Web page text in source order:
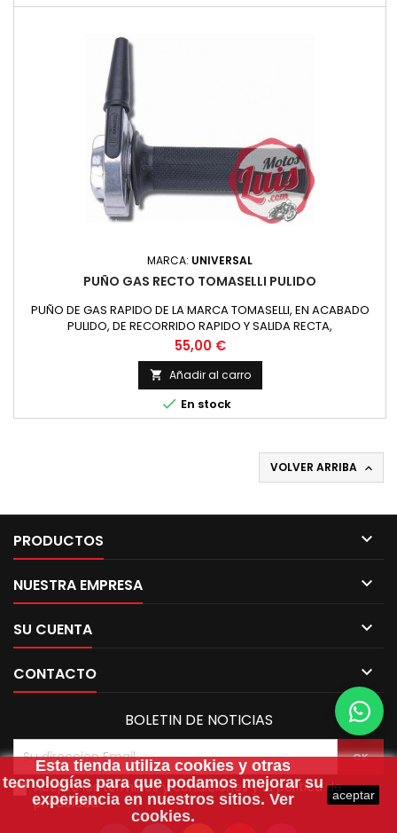
MARCA: UNIVERSAL
PUÑO GAS RECTO TOMASELLI PULIDO
PUÑO DE GAS RAPIDO DE LA MARCA TOMASELLI, EN ACABADO
PULIDO, DE RECORRIDO RAPIDO Y SALIDA RECTA,
Precio
55,00 €
 Añadir al carro
 En stock
VOLVER ARRIBA 
PRODUCTOS 
NUESTRA EMPRESA 
SU CUENTA 
CONTACTO 
Esta tienda utiliza cookies y otras
tecnologías para que podamos mejorar su
experiencia en nuestros sitios. Ver
cookies.
aceptar
BOLETIN DE NOTICIAS
Acepto los términos y condiciones y la política de
privacidad.